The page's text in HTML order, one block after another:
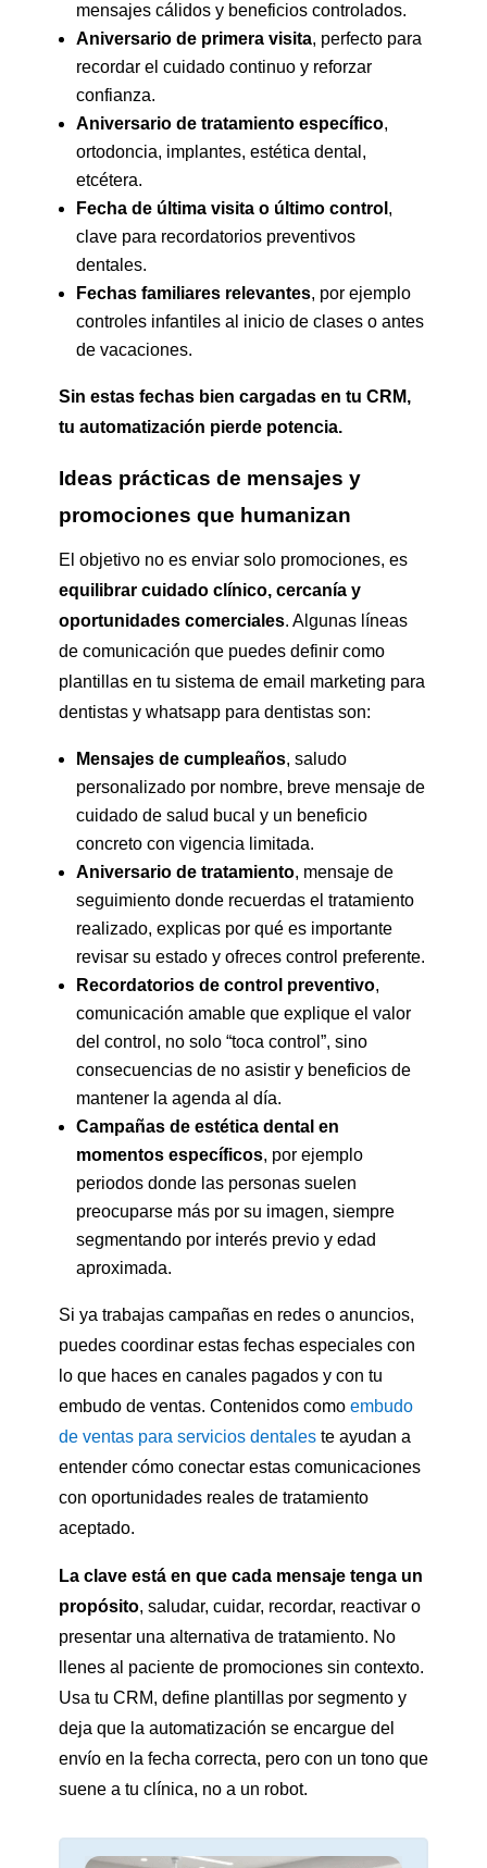
mensajes cálidos y beneficios controlados.
Aniversario de primera visita, perfecto para
recordar el cuidado continuo y reforzar
confianza.
Aniversario de tratamiento específico,
ortodoncia, implantes, estética dental,
etcétera.
Fecha de última visita o último control ,
clave para recordatorios preventivos
dentales.
Fechas familiares relevantes, por ejemplo
controles infantiles al inicio de clases o antes
de vacaciones.
Sin estas fechas bien cargadas en tu CRM,
tu automatización pierde potencia.
Ideas prácticas de mensajes y
promociones que humanizan
El objetivo no es enviar solo promociones, es
equilibrar cuidado clínico, cercanía y
oportunidades comerciales. Algunas líneas
de comunicación que puedes definir como
plantillas en tu sistema de email marketing para
dentistas y whatsapp para dentistas son:
Mensajes de cumpleaños, saludo
personalizado por nombre, breve mensaje de
cuidado de salud bucal y un beneficio
concreto con vigencia limitada.
Aniversario de tratamiento, mensaje de
seguimiento donde recuerdas el tratamiento
realizado, explicas por qué es importante
revisar su estado y ofreces control preferente.
Recordatorios de control preventivo,
comunicación amable que explique el valor
del control, no solo “toca control”, sino
consecuencias de no asistir y beneficios de
mantener la agenda al día.
Campañas de estética dental en
momentos específicos, por ejemplo
periodos donde las personas suelen
preocuparse más por su imagen, siempre
segmentando por interés previo y edad
aproximada.
Si ya trabajas campañas en redes o anuncios,
puedes coordinar estas fechas especiales con
lo que haces en canales pagados y con tu
embudo de ventas. Contenidos como embudo
de ventas para servicios dentaleste ayudan a
entender cómo conectar estas comunicaciones
con oportunidades reales de tratamiento
aceptado.
La clave está en que cada mensaje tenga un
propósito, saludar, cuidar, recordar, reactivar o
presentar una alternativa de tratamiento. No
llenes al paciente de promociones sin contexto.
Usa tu CRM, define plantillas por segmento y
deja que la automatización se encargue del
envío en la fecha correcta, pero con un tono que
suene a tu clínica, no a un robot.